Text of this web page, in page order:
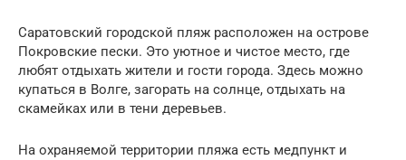
Саратовский городской пляж расположен на острове
Покровские пески. Это уютное и чистое место, где
любят отдыхать жители и гости города. Здесь можно
купаться в Волге, загорать на солнце, отдыхать на
скамейках или в тени деревьев.
На охраняемой территории пляжа есть медпункт и